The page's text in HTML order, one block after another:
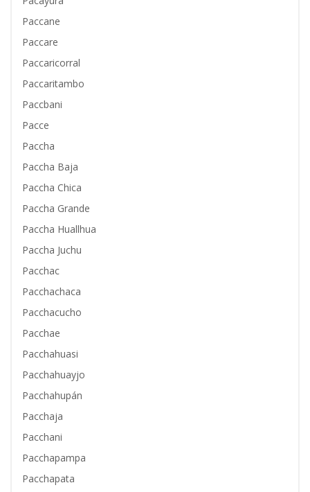
Paccane
Paccare
Paccaricorral
Paccaritambo
Paccbani
Pacce
Paccha
Paccha Baja
Paccha Chica
Paccha Grande
Paccha Huallhua
Paccha Juchu
Pacchac
Pacchachaca
Pacchacucho
Pacchae
Pacchahuasi
Pacchahuayjo
Pacchahupán
Pacchaja
Pacchani
Pacchapampa
Pacchapata